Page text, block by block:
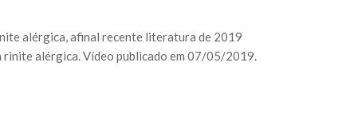
alérgica, afinal recente literatura de 2019
rinite alérgica. Vídeo publicado em 07/05/2019.